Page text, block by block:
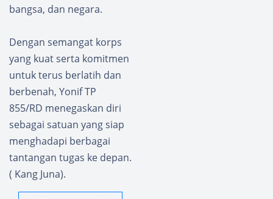
bangsa, dan negara.
Dengan semangat korps
yang kuat serta komitmen
untuk terus berlatih dan
berbenah, Yonif TP
855/RD menegaskan diri
sebagai satuan yang siap
menghadapi berbagai
tantangan tugas ke depan.
( Kang Juna).